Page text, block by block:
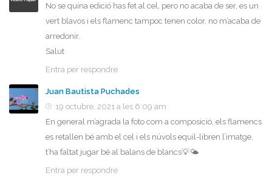
No se quina edició has fet al cel, pero no acaba de ser, es un
vert blavos i els flamenc tampoc tenen color, no m’acaba de
arredonir.
Salut
Entra per respondre
Juan Bautista Puchades
19 octubre, 2021 a les 6:09 am
En general m’agrada la foto com a composició, els flamencs
es retallen bé amb el cel i els núvols equil-libren l’imatge,
t’ha faltat jugar bé al balans de blancs💡🌤
Entra per respondre